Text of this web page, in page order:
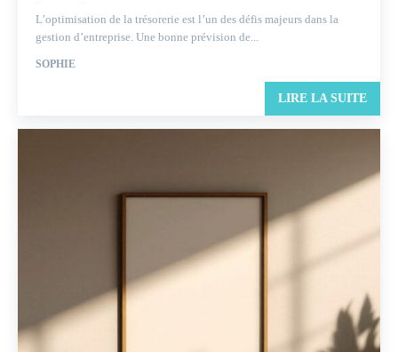
L’optimisation de la trésorerie est l’un des défis majeurs dans la
gestion d’entreprise. Une bonne prévision de...
SOPHIE
LIRE LA SUITE